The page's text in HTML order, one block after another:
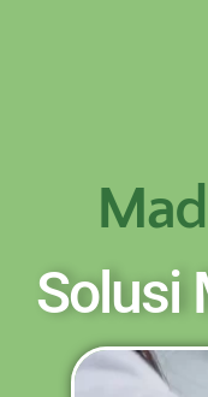
Solusi